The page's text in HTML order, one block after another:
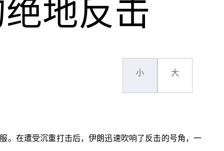
地反击
小 大
。在遭受沉重打击后，伊朗迅速吹响了反击的号角，一